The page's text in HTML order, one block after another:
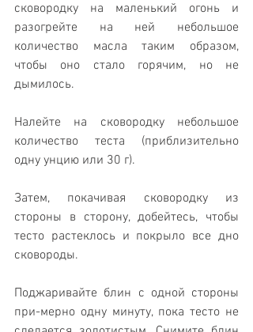
сковородку на маленький огонь и
разогрейте на ней небольшое
количество масла таким образом,
чтобы оно стало горячим, но не
дымилось.
Налейте на сковородку небольшое
количество теста (приблизительно
одну унцию или 30 г).
Затем, покачивая сковородку из
стороны в сторону, добейтесь, чтобы
тесто растеклось и покрыло все дно
сковороды.
Поджаривайте блин с одной стороны
при-мерно одну минуту, пока тесто не